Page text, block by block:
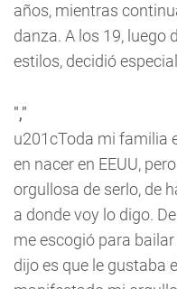
años, mientras
danza. A los 19, luego
estilos, decidió
","
u201cToda mi familia
en nacer en EEUU,
orgullosa de serlo, de
a donde voy lo digo.
me escogió para
dijo es que le gustaba